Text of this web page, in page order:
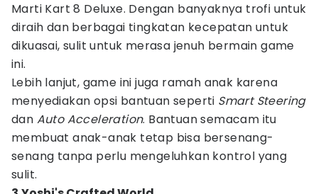
Marti Kart 8 Deluxe. Dengan banyaknya trofi untuk
diraih dan berbagai tingkatan kecepatan untuk
dikuasai, sulit untuk merasa jenuh bermain game
ini.
Lebih lanjut, game ini juga ramah anak karena
menyediakan opsi bantuan seperti Smart Steering
dan Auto Acceleration. Bantuan semacam itu
membuat anak-anak tetap bisa bersenang-
senang tanpa perlu mengeluhkan kontrol yang
sulit.